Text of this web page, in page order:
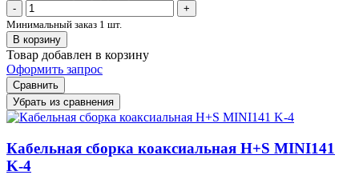
-
+
Минимальный заказ 1 шт.
В корзину
Товар добавлен в корзину
Оформить запрос
Сравнить
Убрать из сравнения
Кабельная сборка коаксиальная H+S MINI141
K-4